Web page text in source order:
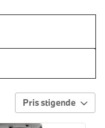
Pris stigende